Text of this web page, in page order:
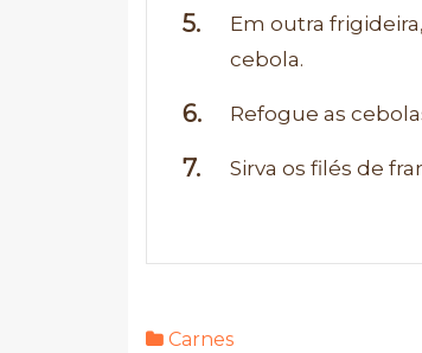
Em outra
cebola.
Refogue as
Sirva os filés de
Carnes